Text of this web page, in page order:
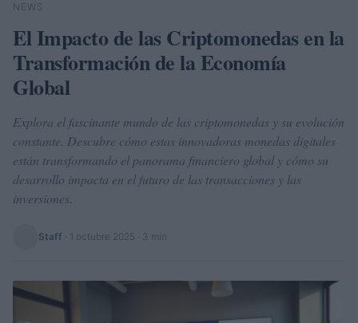
Buscar
NEWS
El Impacto de las Criptomonedas en la
Transformación de la Economía
Global
Explora el fascinante mundo de las criptomonedas y su evolución
constante. Descubre cómo estas innovadoras monedas digitales
están transformando el panorama financiero global y cómo su
desarrollo impacta en el futuro de las transacciones y las
inversiones.
Staff 1 octubre 2025 · 3 min